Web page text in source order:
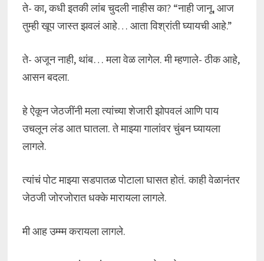
ते- का, कधी इतकी लांब चुदली नाहीस का? “नाही जानू, आज
तुम्ही खूप जास्त झवलं आहे… आता विश्रांती घ्यायची आहे.”
ते- अजून नाही, थांब… मला वेळ लागेल. मी म्हणाले- ठीक आहे,
आसन बदला.
हे ऐकून जेठजींनी मला त्यांच्या शेजारी झोपवलं आणि पाय
उचलून लंड आत घातला. ते माझ्या गालांवर चुंबन घ्यायला
लागले.
त्यांचं पोट माझ्या सडपातळ पोटाला घासत होतं. काही वेळानंतर
जेठजी जोरजोरात धक्के मारायला लागले.
मी आह उम्म्म करायला लागले.